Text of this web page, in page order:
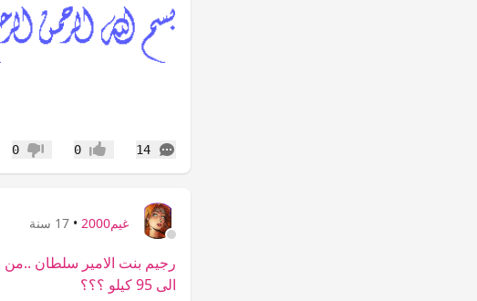
14
التعليقات إعجاب0 عدم إعجاب
0
غيم2000 • 17 سنة
الى 95 كيلو ؟؟؟